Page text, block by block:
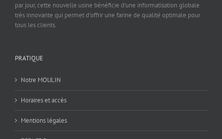
par jour, cette nouvelle usine bénéficie d'une informatisation globale
très innovante qui permet d'offrir une farine de qualité optimale pour
tous les clients.
PRATIQUE
Notre MOULIN
Horaires et accès
Mentions légales